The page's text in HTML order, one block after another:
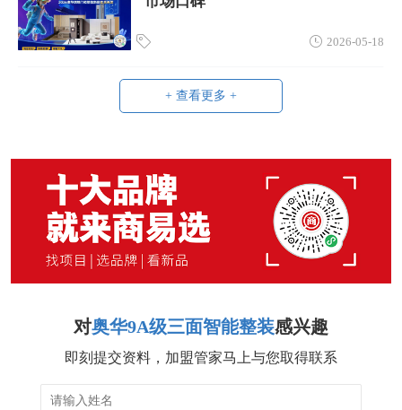
2026-05-18
+ 查看更多 +
对奥华9A级三面智能整装感兴趣
即刻提交资料，加盟管家马上与您取得联系